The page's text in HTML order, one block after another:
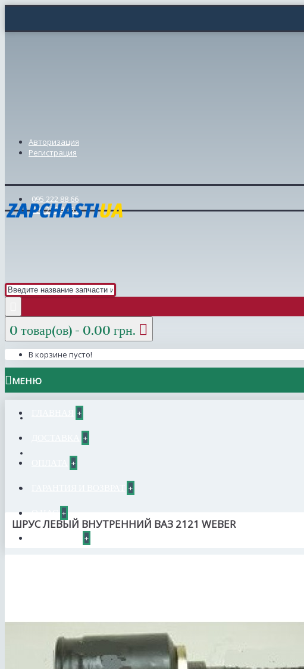
Авторизация
Регистрация
095 222 88 66
098 239 46 57
0 товар(ов) - 0.00 грн.
В корзине пусто!
МЕНЮ
+
+
+
+
+
+
ШРУС ЛЕВЫЙ ВНУТРЕННИЙ ВАЗ 2121 WEBER